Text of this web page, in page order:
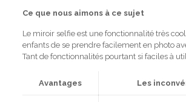
Ce que nous aimons à ce sujet
Le miroir selfie est une fonctionnalité très
enfants de se prendre facilement en photo
Tant de fonctionnalités pourtant si faciles à
Avantages Les